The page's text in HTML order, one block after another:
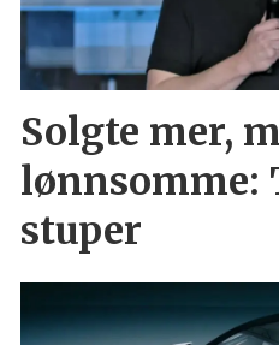
Solgte mer,
lønnsomme:
stuper